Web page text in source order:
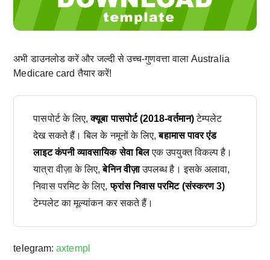
अभी डाउनलोड करें और जल्दी से उच्च-गुणवत्ता वाला Australia
Medicare card तैयार करें!
पासपोर्ट के लिए,क्यूबा पासपोर्ट (2018-वर्तमान)टेम्पलेट
देख सकते हैं। बिल के नमूनों के लिए,बहामास पावर एंड
लाइट कंपनी व्यावसायिक सेवा बिलएक उपयुक्त विकल्प है।
यात्रा वीज़ा के लिए,बेनिन वीज़ाउपलब्ध है। इसके अलावा,
निवास परमिट के लिए,फ्रांस निवास परमिट (संस्करण 3)
टेम्पलेट का मूल्यांकन कर सकते हैं।
telegram:axtempl